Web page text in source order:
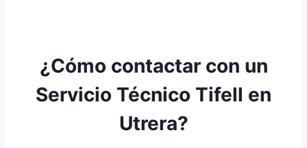
¿Cómo contactar con un
Servicio Técnico Tifell en
Utrera?